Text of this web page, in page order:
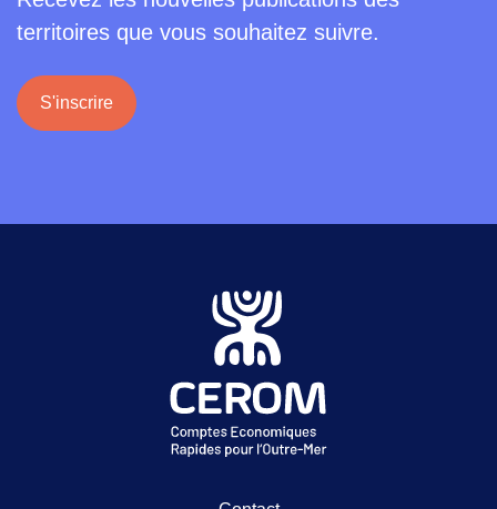
territoires que vous souhaitez suivre.
S'inscrire